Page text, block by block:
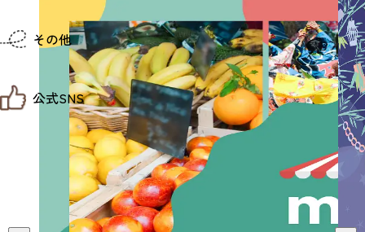
仙台観光マップ
仙台までの経路検索
市内の交通情報
お得なチケット
その他
お知らせ
お問い合わせ
教育旅行
観光マップ
せんだい旅日和とは
サイト利用規約
プライバシーポリシー
サイトマップ
仙臺写真館フォトギャラリー
公式SNS
せんだい旅日和 X
せんだい旅日和 Instagram
せんだい旅日和 Facebook
仙台旅先体験コレクション Facebook
仙台旅先体験コレクション Instagaram